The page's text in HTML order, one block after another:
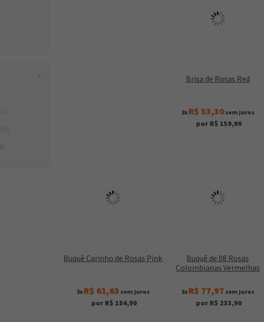
Brisa de Rosas Red
3x R$ 53,30sem juros
por R$ 159,90
Buquê Carinho de Rosas Pink
3x R$ 61,63 sem juros
por R$ 184,90
Buquê de 08 Rosas
Colombianas Vermelhas
3x R$ 77,97 sem juros
por R$ 233,90